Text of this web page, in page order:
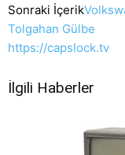
Sonraki İçerik
Tolgahan Gülbe
https://capslock.tv
İlgili Haberler